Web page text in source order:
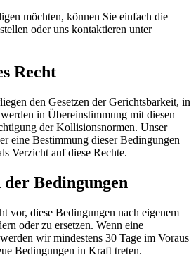
möchten, können Sie einfach die
oder uns kontaktieren unter
Recht
den Gesetzen der Gerichtsbarkeit, in
in Übereinstimmung mit diesen
der Kollisionsnormen. Unser
eine Bestimmung dieser Bedingungen
Verzicht auf diese Rechte.
Bedingungen
vor, diese Bedingungen nach eigenem
oder zu ersetzen. Wenn eine
wir mindestens 30 Tage im Voraus
Bedingungen in Kraft treten.